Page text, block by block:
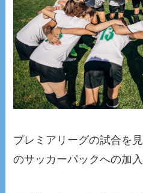
プレミアリーグの試合を
のサッカーパックへの加入